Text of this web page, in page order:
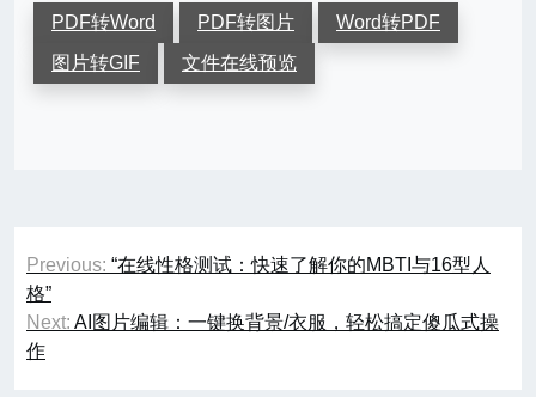
PDF转Word PDF转图片
Word转PDF
图片转GIF
文件在线预览
文
章
导
Previous: “在线性格测试：快速了解你的MBTI与16型人
格”
Next: AI图片编辑：一键换背景/衣服，轻松搞定傻瓜式操
作